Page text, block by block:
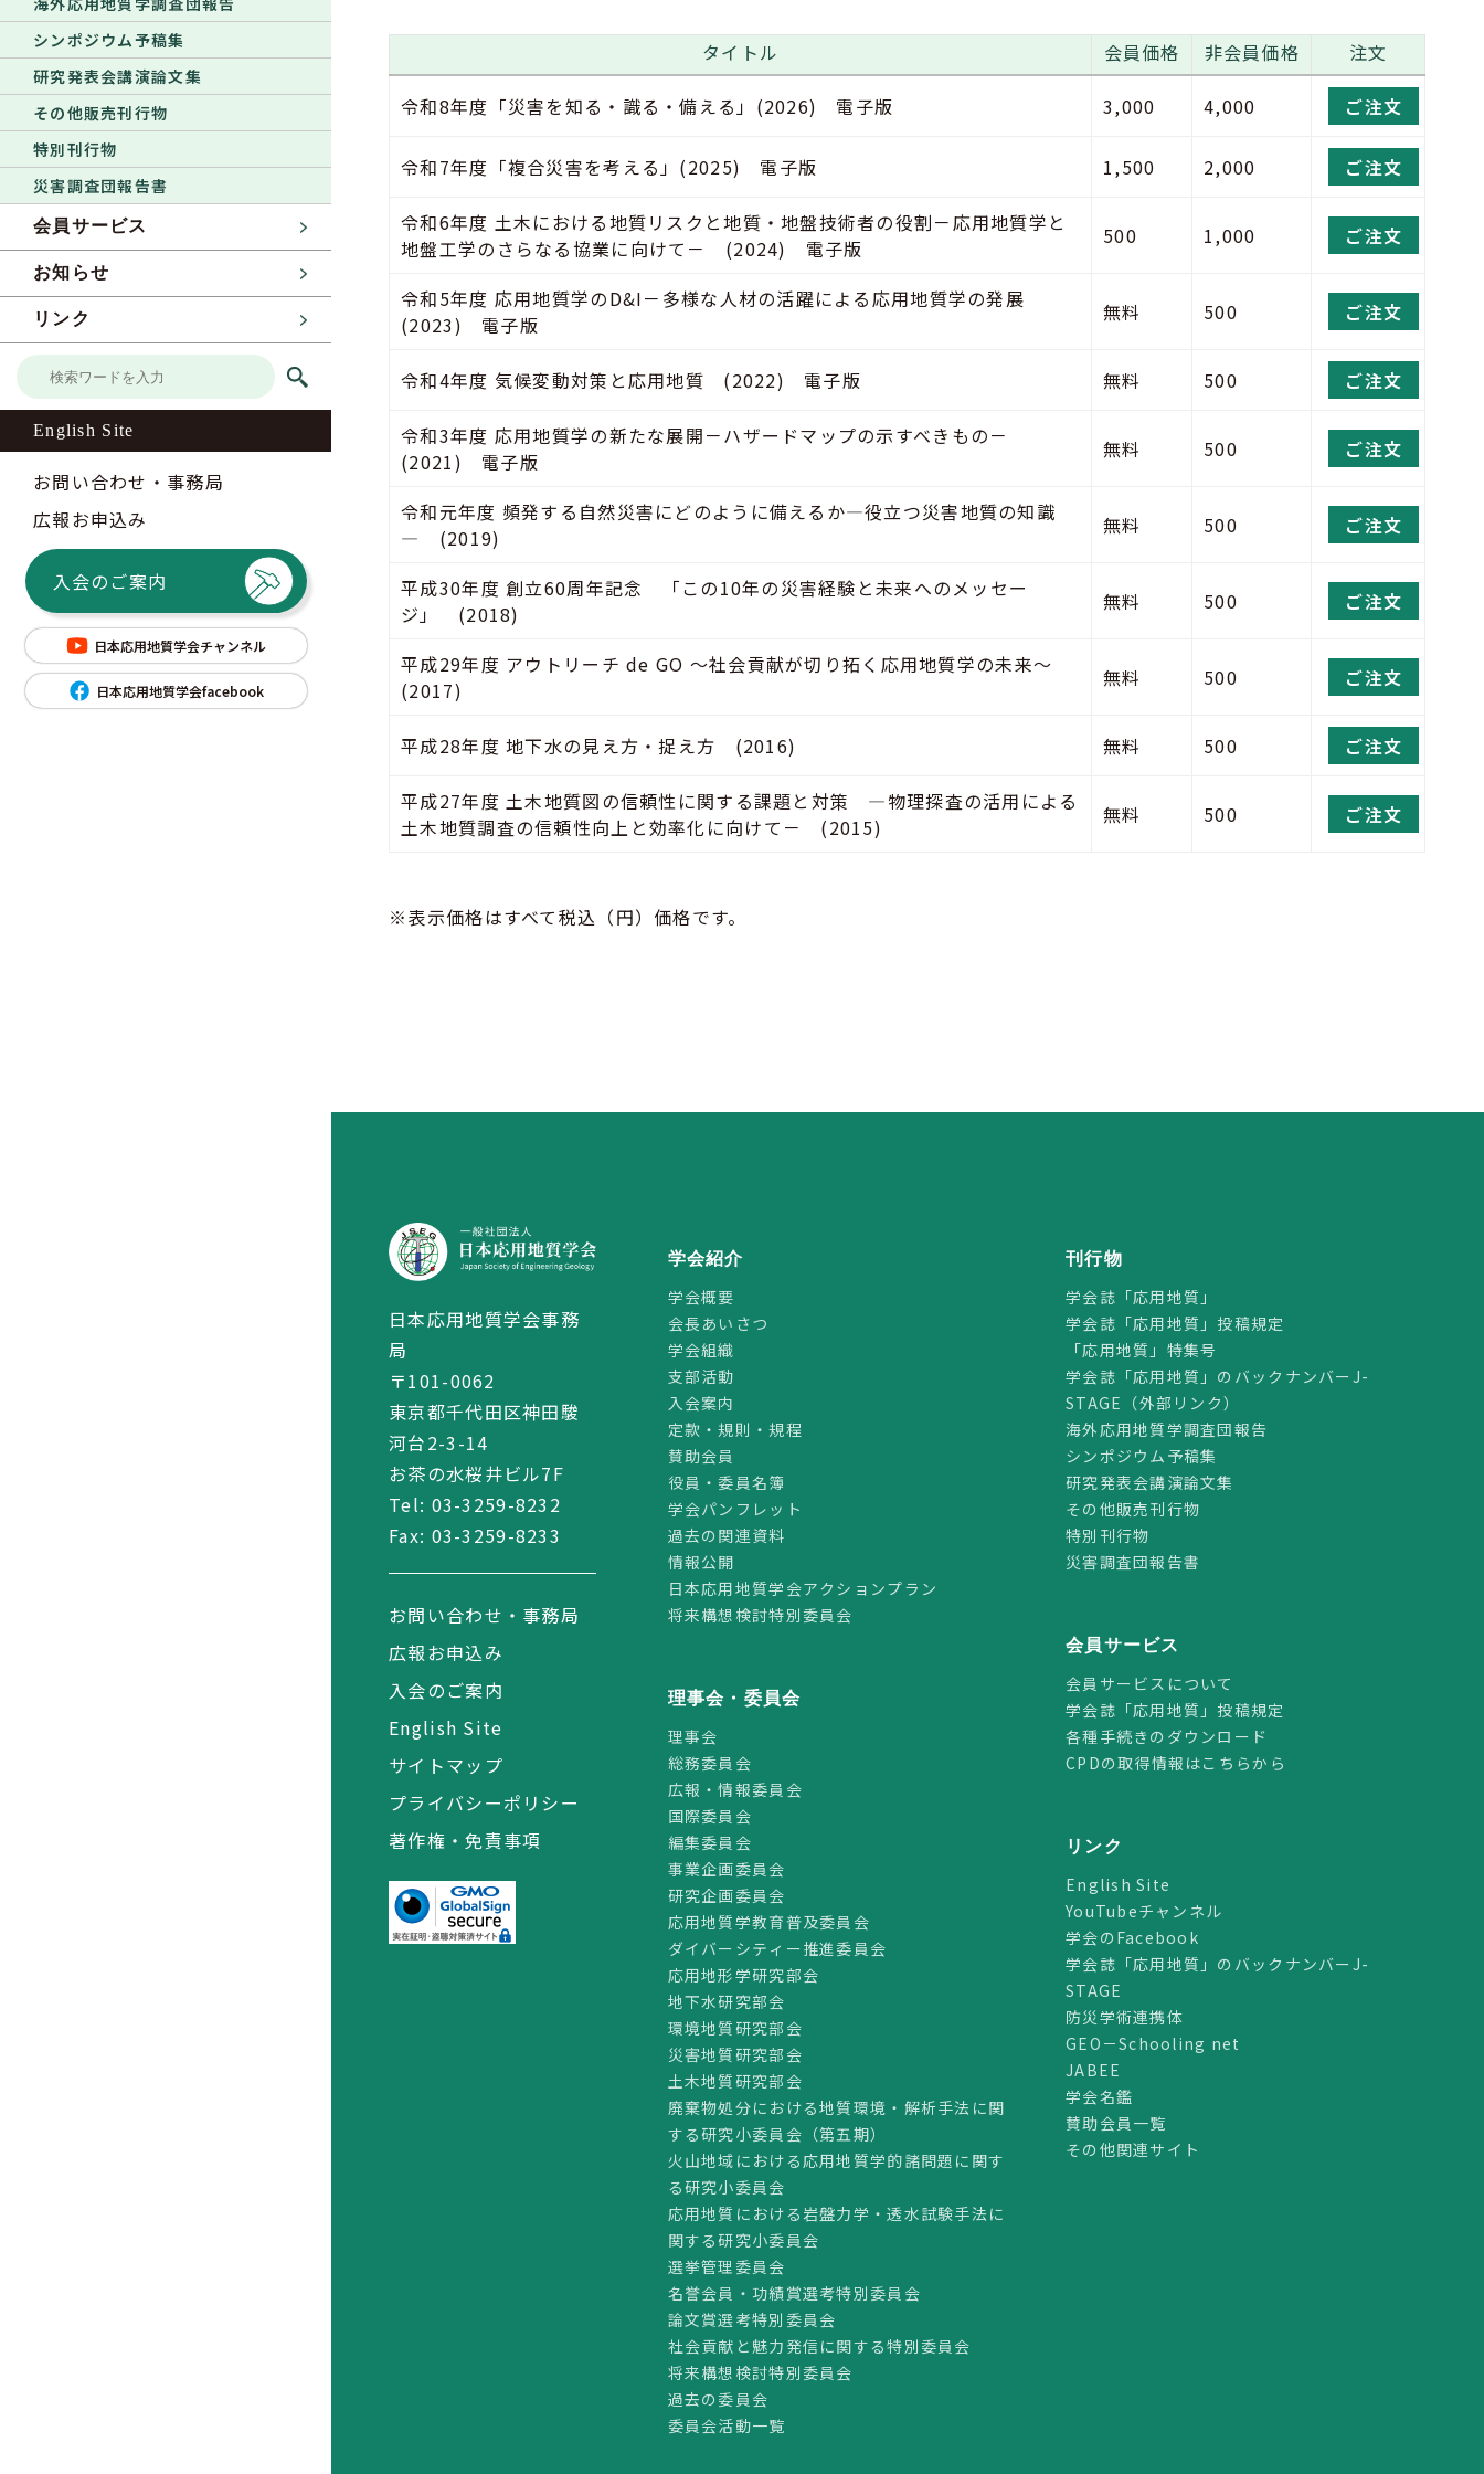
シンポジウム予稿集
研究発表会講演論文集
その他販売刊行物
特別刊行物
災害調査団報告書
会員サービス
お知らせ
リンク
English Site
お問い合わせ・事務局
広報お申込み
入会のご案内
日本応用地質学会チャンネル
日本応用地質学会facebook
タイトル 会員価格 非会員価格 注文
令和8年度「災害を知る・識る・備える」(2026) 電子版 3,000 4,000 ご注文
令和7年度「複合災害を考える」(2025) 電子版 1,500 2,000 ご注文
令和6年度 土木における地質リスクと地質・地盤技術者の役割－応用地質学と
地盤工学のさらなる協業に向けて－ (2024) 電子版
500 1,000 ご注文
令和5年度 応用地質学のD&I－多様な人材の活躍による応用地質学の発展
(2023) 電子版
無料 500 ご注文
令和4年度 気候変動対策と応用地質 (2022) 電子版 無料 500 ご注文
令和3年度 応用地質学の新たな展開－ハザードマップの示すべきもの－
(2021) 電子版
無料 500 ご注文
令和元年度 頻発する自然災害にどのように備えるか―役立つ災害地質の知識
― (2019)
無料 500 ご注文
平成30年度 創立60周年記念 「この10年の災害経験と未来へのメッセー
ジ」 (2018)
無料 500 ご注文
平成29年度 アウトリーチ de GO ～社会貢献が切り拓く応用地質学の未来～
(2017)
無料 500 ご注文
平成28年度 地下水の見え方・捉え方 (2016) 無料 500 ご注文
平成27年度 土木地質図の信頼性に関する課題と対策 ―物理探査の活用による
土木地質調査の信頼性向上と効率化に向けて－ (2015)
無料 500 ご注文
※表示価格はすべて税込（円）価格です。
日本応用地質学会事務
局
〒101-0062
東京都千代田区神田駿
河台2-3-14
お茶の水桜井ビル7F
Tel: 03-3259-8232
Fax: 03-3259-8233
お問い合わせ・事務局
広報お申込み
入会のご案内
English Site
サイトマップ
プライバシーポリシー
著作権・免責事項
学会紹介
学会概要
会長あいさつ
学会組織
支部活動
入会案内
定款・規則・規程
賛助会員
役員・委員名簿
学会パンフレット
過去の関連資料
情報公開
日本応用地質学会アクションプラン
将来構想検討特別委員会
理事会・委員会
理事会
総務委員会
広報・情報委員会
国際委員会
編集委員会
事業企画委員会
研究企画委員会
応用地質学教育普及委員会
ダイバーシティー推進委員会
応用地形学研究部会
地下水研究部会
環境地質研究部会
災害地質研究部会
土木地質研究部会
廃棄物処分における地質環境・解析手法に関
する研究小委員会（第五期）
火山地域における応用地質学的諸問題に関す
る研究小委員会
応用地質における岩盤力学・透水試験手法に
関する研究小委員会
選挙管理委員会
名誉会員・功績賞選考特別委員会
論文賞選考特別委員会
社会貢献と魅力発信に関する特別委員会
将来構想検討特別委員会
過去の委員会
委員会活動一覧
刊行物
学会誌「応用地質」
学会誌「応用地質」投稿規定
「応用地質」特集号
学会誌「応用地質」のバックナンバーJ-
STAGE（外部リンク）
海外応用地質学調査団報告
シンポジウム予稿集
研究発表会講演論文集
その他販売刊行物
特別刊行物
災害調査団報告書
会員サービス
会員サービスについて
学会誌「応用地質」投稿規定
各種手続きのダウンロード
CPDの取得情報はこちらから
リンク
English Site
YouTubeチャンネル
学会のFacebook
学会誌「応用地質」のバックナンバーJ-
STAGE
防災学術連携体
GEO－Schooling net
JABEE
学会名鑑
賛助会員一覧
その他関連サイト